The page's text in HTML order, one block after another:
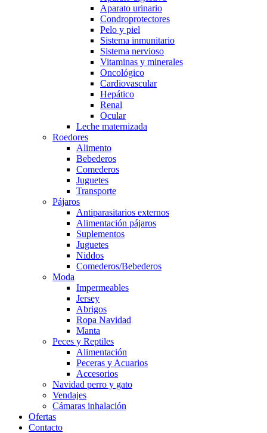
Aparato urinario
Condroprotectores
Pelo y piel
Sistema inmunitario
Sistema nervioso
Vitaminas y minerales
Oncológico
Cardiovascular
Hepático
Renal
Ocular
Leche maternizada
Roedores
Alimento
Bebederos
Comederos
Juguetes
Transporte
Pájaros
Antiparasitarios externos
Alimentación pájaros
Suplementos
Juguetes
Niddos
Comederos/Bebederos
Moda
Impermeables
Jersey
Abrigos
Ropa Navidad
Manta
Peces y Reptiles
Alimentación
Peceras y Acuarios
Accesorios
Navidad perro y gato
Vendajes
Cámaras inhalación
Ofertas
Contacto